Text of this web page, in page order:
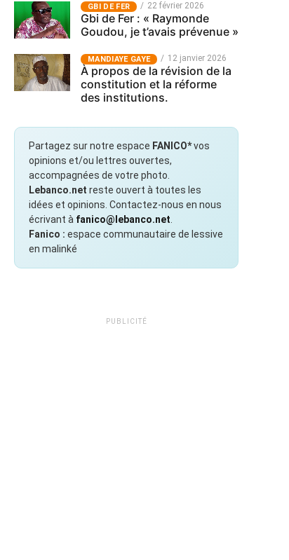
GBI DE FER 22 février 2026
Gbi de Fer : « Raymonde
Goudou, je t’avais prévenue »
MANDIAYE GAYE 12 janvier 2026
À propos de la révision de la
constitution et la réforme
des institutions.
Partagez sur notre espace FANICO*vos
opinions et/ou lettres ouvertes,
accompagnées de votre photo.
Lebanco.net reste ouvert à toutes les
idées et opinions. Contactez-nous en nous
écrivant à fanico@lebanco.net
Fanico : espace communautaire de lessive
en malinké
PUBLICITÉ